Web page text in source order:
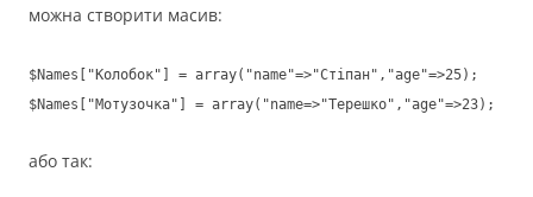
можна створити масив:
$Names["Колобок"] = array("name"=>"Стіпан","age"=>25);
$Names["Мотузочка"] = array("name=>"Терешко","age"=>23);
або так: